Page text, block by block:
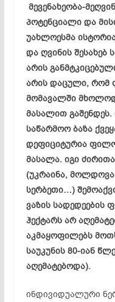
მევენახეობა-
პოტენციალი და
უახლოესმა
და ღვინის შესახებ
არის
არის დაცული, რომ
მომავალში
მასალით გაშენდეს.
საწარმოობაზა
დეფიციტურია
მასალა. იგი
(უკრაინა,
სერბეთი…)
ვაზის სადედეების
ჰექტარს არ
აკმაყოფილებს
საუკუნის 80-იან
აღემატებოდა).
ინდივიდუალური